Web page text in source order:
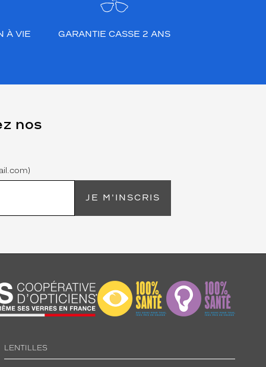
À VIE GARANTIE CASSE 2 ANS
nos
JE M'INSCRIS
LENTILLES